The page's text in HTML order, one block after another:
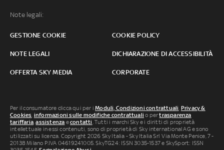
Note legali:
GESTIONE COOKIE COOKIE POLICY
NOTE LEGALI DICHIARAZIONE DI ACCESSIBILITÀ
OFFERTA SKY MEDIA CORPORATE
Per il consumatore clicca qui per iModuli, Condizioni contrattuali Privacy &
Cookies informazioni sulle modifiche contrattuali o pertrasparenza
tariffaria ,assistenza econtatti . Tutti i marchi Sky e i diritti di proprietà
intellettuale in essi contenuti, sono di proprietà di Sky international AG e sono
utilizzati su licenza. Copyright 2026 Sky Italia - Sky Italia Srl Via Monte Penice, 7 -
20138 Milano P.IVA 04619241005. SkyTG24: ISSN 3035-1537 e SkySport: ISSN